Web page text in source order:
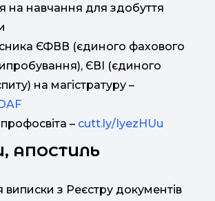
на навчання для здобуття
ЄФВВ (єдиного фахового
ЄВІ (єдиного
на магістратуру –
– cutt.ly/IyezHUu
АПОСТИЛЬ
з Реєстру документів